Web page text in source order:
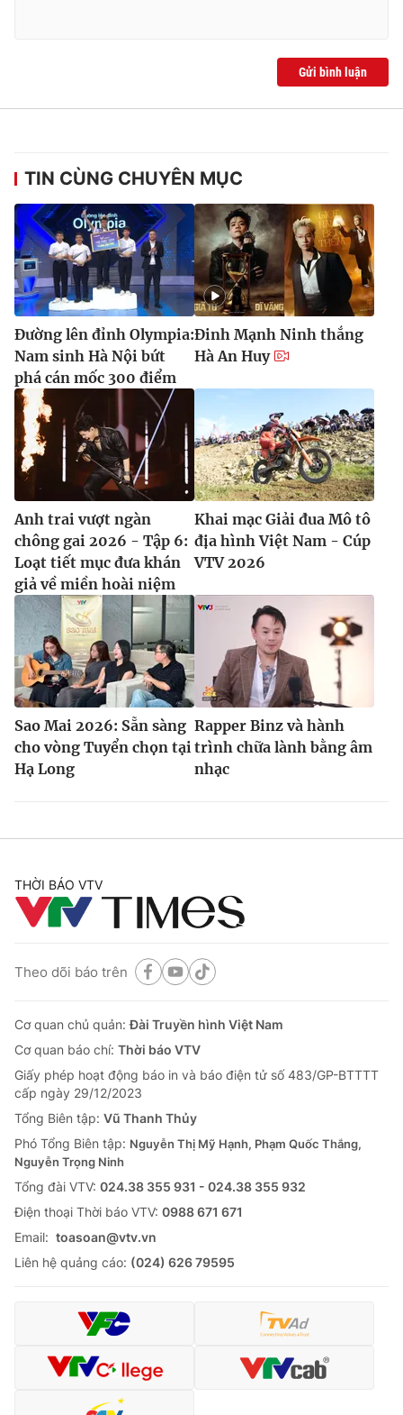
Gửi bình luận
TIN CÙNG CHUYÊN MỤC
Đường lên đỉnh Olympia:
Nam sinh Hà Nội bứt
phá cán mốc 300 điểm
Đinh Mạnh Ninh thắng
Hà An Huy
Anh trai vượt ngàn
chông gai 2026 - Tập 6:
Loạt tiết mục đưa khán
giả về miền hoài niệm
Khai mạc Giải đua Mô tô
địa hình Việt Nam - Cúp
VTV 2026
Sao Mai 2026: Sẵn sàng
cho vòng Tuyển chọn tại
Hạ Long
Rapper Binz và hành
trình chữa lành bằng âm
nhạc
THỜI BÁO VTV
Theo dõi báo trên
Cơ quan chủ quản:Đài Truyền hình Việt Nam
Cơ quan báo chí: Thời báo VTV
Giấy phép hoạt động báo in và báo điện tử số 483/GP-BTTTT
cấp ngày 29/12/2023
Tổng Biên tập: Vũ Thanh Thủy
Phó Tổng Biên tập: Nguyễn Thị Mỹ Hạnh, Phạm Quốc Thắng,
Nguyễn Trọng Ninh
Tổng đài VTV: 024.38 355 931 - 024.38 355 932
Ðiện thoại Thời báo VTV: 0988 671 671
Email: toasoan@vtv.vn
Liên hệ quảng cáo: (024) 626 79595